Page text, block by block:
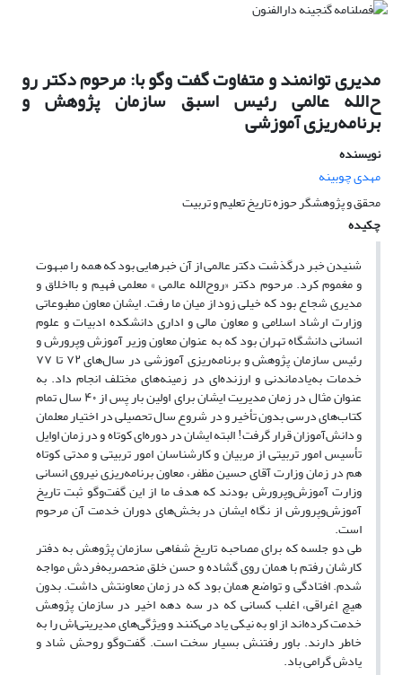
مدیری توانمند و متفاوت گفت وگو با: مرحوم دکتر رو
ح‌الله عالمی رئیس اسبق سازمان پژوهش و
برنامه‌ریزی آموزشی
نویسنده
مهدی چوبینه
محقق و پژوهشگر حوزه تاریخ تعلیم و تربیت
چکیده
شنیدن خبر درگذشت دکتر عالمی از آن خبرهایی بود که همه را مبهوت
و مغموم کرد. مرحوم دکتر «روح‌الله عالمی » معلمی فهیم و بااخلاق و
مدیری شجاع بود که خیلی زود از میان ما رفت. ایشان معاون مطبوعاتی
وزارت ارشاد اسلامی و معاون مالی و اداری دانشکده ادبیات و علوم
انسانی دانشگاه تهران بود که به عنوان معاون وزیر آموزش وپرورش و
رئیس سازمان پژوهش و برنامه‌ریزی آموزشی در سال‌های ۷۲ تا ۷۷
خدمات به‌یادماندنی و ارزنده‌ای در زمینه‌های مختلف انجام داد. به
عنوان مثال در زمان مدیریت ایشان برای اولین بار پس از ۴۰ سال تمام
کتاب‌های درسی بدون تأخیر و در شروع سال تحصیلی در اختیار معلمان
و دانش‌آموزان قرار گرفت! البته ایشان در دوره‌ای کوتاه و در زمان اوایل
تأسیس امور تربیتی از مربیان و کارشناسان امور تربیتی و مدتی کوتاه
هم در زمان وزارت آقای حسین مظفر، معاون برنامه‌ریزی نیروی انسانی
وزارت آموزش‌وپرورش بودند که هدف ما از این گفت‌وگو ثبت تاریخ
آموزش‌وپرورش از نگاه ایشان در بخش‌های دوران خدمت آن مرحوم
است.
طی دو جلسه که برای مصاحبه تاریخ شفاهی سازمان پژوهش به دفتر
کارشان رفتم با همان روی گشاده و حسن خلق منحصربه‌فردش مواجه
شدم. افتادگی و تواضع همان بود که در زمان معاونتش داشت. بدون
هیچ اغراقی، اغلب کسانی که در سه دهه اخیر در سازمان پژوهش
خدمت کرده‌اند از او به نیکی یاد می‌کنند و ویژگی‌های مدیریتی‌اش را به
خاطر دارند. باور رفتنش بسیار سخت است. گفت‌وگو روحش شاد و
یادش گرامی باد.